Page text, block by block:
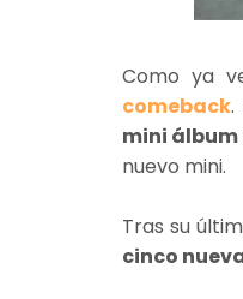
Como ya
comeback.
mini álbum
nuevo mini.
Tras su
cinco